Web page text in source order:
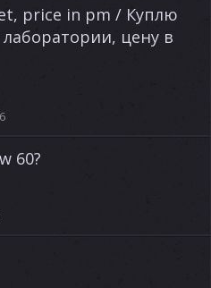
price in pm / Куплю
цену в
60?